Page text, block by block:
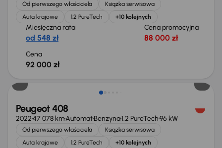
Od pierwszego właściciela
Książka serwisowa
Auta krajowe
1.2 PureTech +10 kolejnych
Miesięczna rata
od 548 zł
Cena promocyjna
88 000 zł
Cena
92 000 zł
Peugeot 408
202247 078 kmAutomatBenzyna1.2 PureTech96 kW
Od pierwszego właściciela
Książka serwisowa
Auta krajowe
1.2 PureTech +10 kolejnych